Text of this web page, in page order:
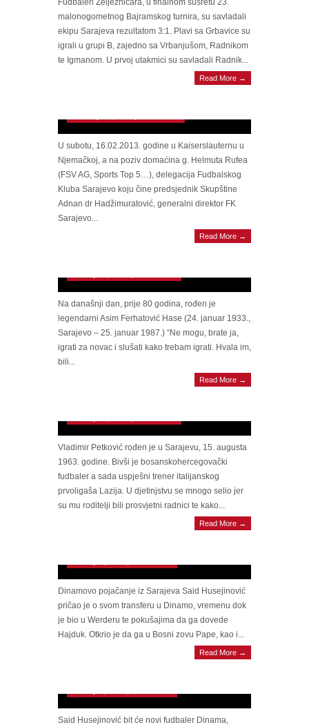
Fudbaleri Željezničara, u finalnom susretu 23.
malonogometnog Bajramskog turnira, su savladali
ekipu Sarajeva rezultatom 3:1. Plavi sa Grbavice su
igrali u grupi B, zajedno sa Vrbanjušom, Radnikom
te Igmanom. U prvoj utakmici su savladali Radnik...
Read More →
Trening kamp FK Sarajevo na prostoru
U subotu, 16.02.2013. godine u Kaiserslauternu u
Njemačkoj, a na poziv domaćina g. Helmuta Rufea
(FSV AG, Sports Top 5…), delegacija Fudbalskog
Kluba Sarajevo koju čine predsjednik Skupštine
Adnan dr Hadžimuratović, generalni direktor FK
Sarajevo...
Read More →
E moj Hase, tužan sam ti ja, a tužna je i
Na današnji dan, prije 80 godina, rođen je
legendarni Asim Ferhatović Hase (24. januar 1933.,
Sarajevo – 25. januar 1987.) “Ne mogu, brate ja,
igrati za novac i slušati kako trebam igrati. Hvala im,
bili...
Read More →
Vladimir Petković: Iz Hadžića do fudbalskih
Vladimir Petković rođen je u Sarajevu, 15. augusta
1963. godine. Bivši je bosanskohercegovački
fudbaler a sada uspješni trener italijanskog
prvoligaša Lazija. U djetinjstvu se mnogo selio jer
su mu roditelji bili prosvjetni radnici te kako...
Read More →
Intervju: Said Husejinović: U BiH me zovu
Dinamovo pojačanje iz Sarajeva Said Husejinović
pričao je o svom transferu u Dinamo, vremenu dok
je bio u Werderu te pokušajima da ga dovede
Hajduk. Otkrio je da ga u Bosni zovu Pape, kao i...
Read More →
Said Husejinović nadomak potpisu za
Said Husejinović bit će novi fudbaler Dinama,